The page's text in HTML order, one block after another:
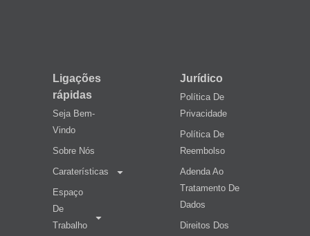
Ligações
rápidas
Seja Bem-
Vindo
Sobre Nós
Caraterísticas
Espaço
De
Trabalho
Jurídico
Política De
Privacidade
Política De
Reembolso
Adenda Ao
Tratamento De
Dados
Direitos Dos